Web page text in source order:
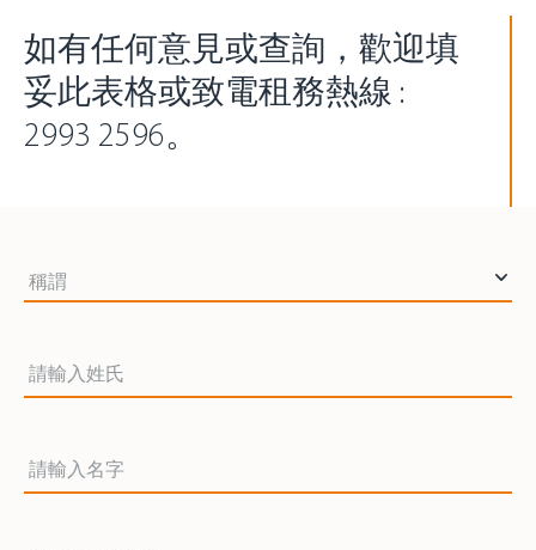
如有任何意見或查詢，歡迎填
妥此表格或致電租務熱線 :
2993 2596。